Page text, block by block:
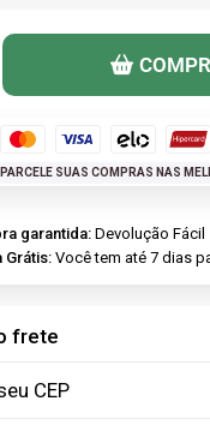
PARCELE SUAS COMPRAS NAS
garantida:Devolução Fácil
Grátis:Você tem até 7 dias
frete